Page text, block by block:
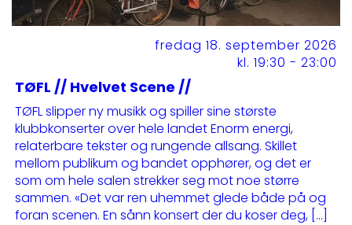
fredag 18. september 2026
kl. 19:30 - 23:00
TØFL // Hvelvet Scene //
TØFL slipper ny musikk og spiller sine største
klubbkonserter over hele landet Enorm energi,
relaterbare tekster og rungende allsang. Skillet
mellom publikum og bandet opphører, og det er
som om hele salen strekker seg mot noe større
sammen. «Det var ren uhemmet glede både på og
foran scenen. En sånn konsert der du koser deg, […]